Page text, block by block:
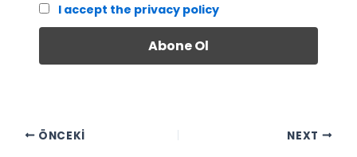
I accept the privacy policy
ÖNCEKI NEXT